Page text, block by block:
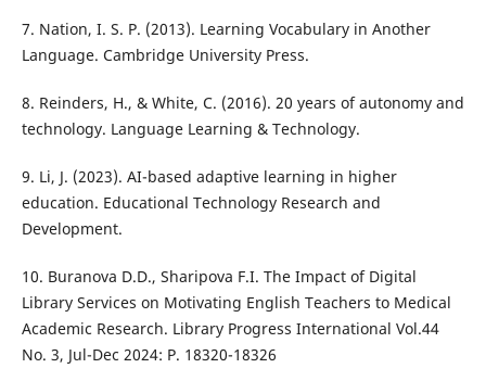
7. Nation, I. S. P. (2013). Learning Vocabulary in Another
Language. Cambridge University Press.
8. Reinders, H., & White, C. (2016). 20 years of autonomy and
technology. Language Learning & Technology.
9. Li, J. (2023). AI-based adaptive learning in higher
education. Educational Technology Research and
Development.
10. Buranova D.D., Sharipova F.I. The Impact of Digital
Library Services on Motivating English Teachers to Medical
Academic Research. Library Progress International Vol.44
No. 3, Jul-Dec 2024: P. 18320-18326